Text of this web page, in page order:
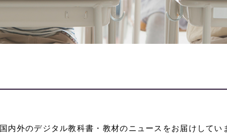
国内外のデジタル教科書・教材のニュースをお届けしてい